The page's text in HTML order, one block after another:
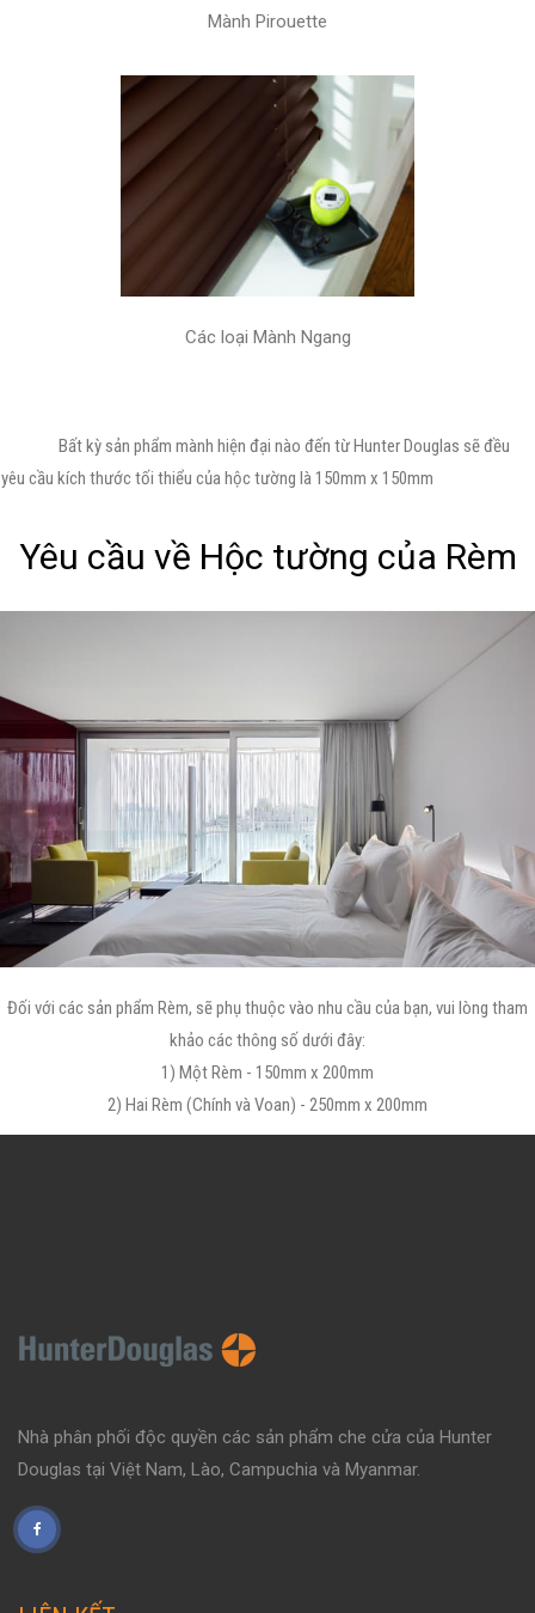
Mành Pirouette
Các loại Mành Ngang
Bất kỳ sản phẩm mành hiện đại nào đến từ Hunter Douglas sẽ đều
yêu cầu kích thước tối thiểu của hộc tường là 150mm x 150mm
Yêu cầu về Hộc tường của Rèm
Đối với các sản phẩm Rèm, sẽ phụ thuộc vào nhu cầu của bạn, vui lòng tham
khảo các thông số dưới đây:
1) Một Rèm - 150mm x 200mm
2) Hai Rèm (Chính và Voan) - 250mm x 200mm
Nhà phân phối độc quyền các sản phẩm che cửa của Hunter
Douglas tại Việt Nam, Lào, Campuchia và Myanmar.